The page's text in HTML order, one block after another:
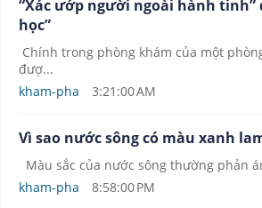
“Xác ướp người ngoài hành
học”
Chính trong phòng khám của một
đượ...
kham-pha
3:21:00 AM
Vì sao nước sông có màu xanh
Màu sắc của nước sông thường phản
kham-pha
8:58:00 PM